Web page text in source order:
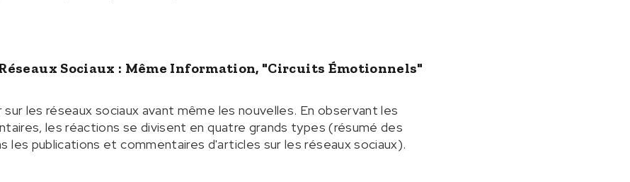
Sociaux : Même Information, "circuits Émotionnels"
les réseaux sociaux avant même les nouvelles. En observant les
les réactions se divisent en quatre grands types (résumé des
les publications et commentaires d'articles sur les réseaux sociaux).